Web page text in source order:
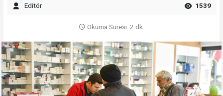
Editör 1539
Okuma Süresi: 2 dk.